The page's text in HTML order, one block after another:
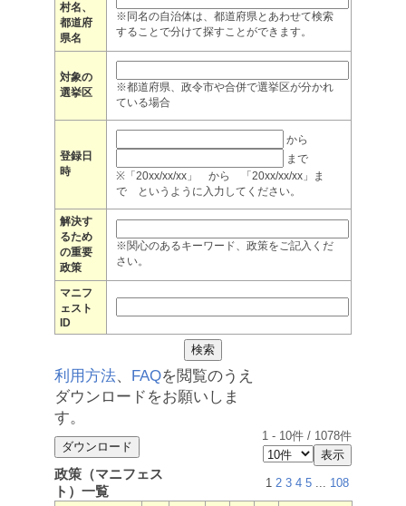
村名、
都道府
県名
※同名の自治体は、都道府県とあわせて検索
することで分けて探すことができます。
対象の
選挙区
※都道府県、政令市や合併で選挙区が分かれ
ている場合
登録日
時
から
まで
※「20xx/xx/xx」 から 「20xx/xx/xx」ま
で というように入力してください。
解決す
るため
の重要
政策
※関心のあるキーワード、政策をご記入くだ
さい。
マニフ
ェスト
ID
利用方法、 FAQを閲覧のうえ
ダウンロードをお願いしま
す。
1 - 10件 / 1078件
政策（マニフェス
ト）一覧
1 2 3 4 5 ... 108